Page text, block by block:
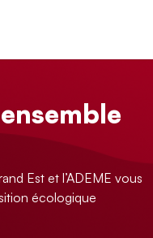
Est et l’ADEME vous
écologique